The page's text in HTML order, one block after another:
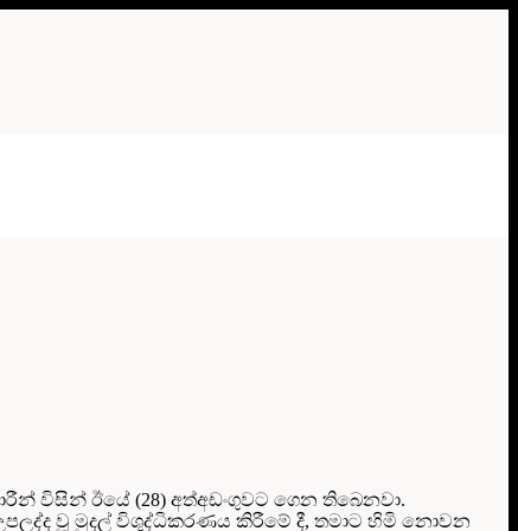
විසින් ඊයේ (28) අත්අඩංගුවට ගෙන තිබෙනවා.
වූ මුදල් විශුද්ධිකරණය කිරීමේ දී, තමාට හිමි නොවන